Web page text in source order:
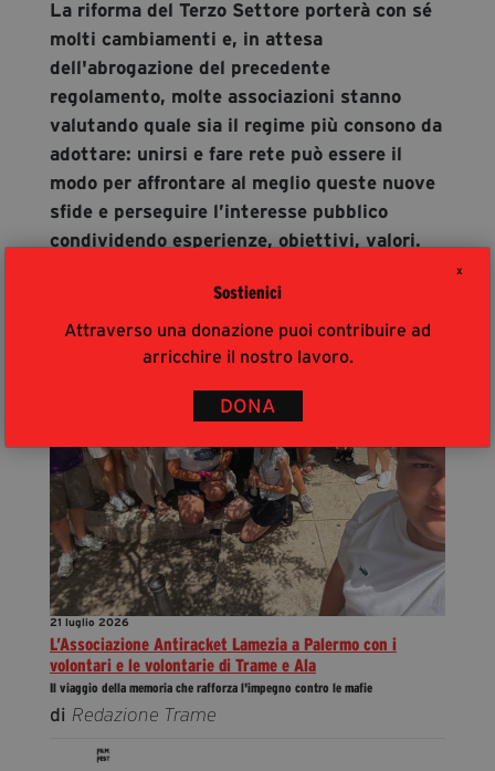
X
Sostienici
Attraverso una donazione puoi contribuire ad
arricchire il nostro lavoro.
DONA
La riforma del Terzo Settore porterà con sé
molti cambiamenti e, in attesa
dell'abrogazione del precedente
regolamento, molte associazioni stanno
valutando quale sia il regime più consono da
adottare: unirsi e fare rete può essere il
modo per affrontare al meglio queste nuove
sfide e perseguire l’interesse pubblico
condividendo esperienze, obiettivi, valori.
21 luglio 2026
L’Associazione Antiracket Lamezia a Palermo con i
volontari e le volontarie di Trame e Ala
Il viaggio della memoria che rafforza l'impegno contro le mafie
di Redazione Trame